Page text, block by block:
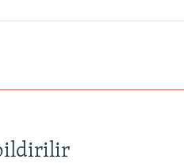
bildirilir